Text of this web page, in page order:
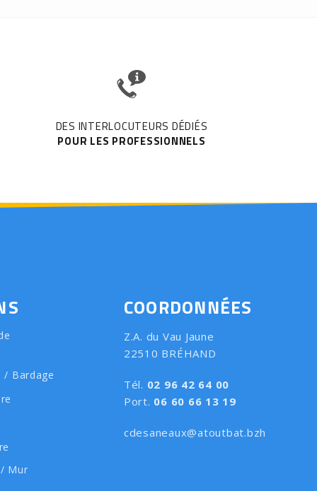
DES INTERLOCUTEURS DÉDIÉS
POUR LES PROFESSIONNELS
/ Bardage
Mur
COORDONNÉES
Z.A. du Vau Jaune
22510 BRÉHAND
Tél. 02 96 42 64 00
Port. 06 60 66 13 19
cdesaneaux@atoutbat.bzh